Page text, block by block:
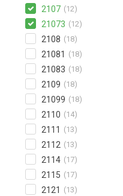
2107 (12)
21073 (12)
2108 (18)
21081 (18)
21083 (18)
2109 (18)
21099 (18)
2110 (14)
2111 (13)
2112 (13)
2114 (17)
2115 (17)
2121 (13)